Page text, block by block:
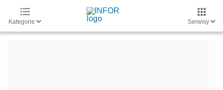
Kategorie Serwisy